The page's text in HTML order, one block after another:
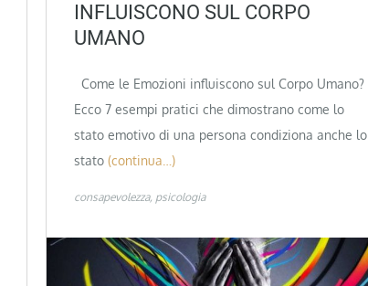
INFLUISCONO SUL CORPO
UMANO
Come le Emozioni influiscono sul Corpo Umano?
Ecco 7 esempi pratici che dimostrano come lo
stato emotivo di una persona condiziona anche lo
stato (continua…)
consapevolezza psicologia